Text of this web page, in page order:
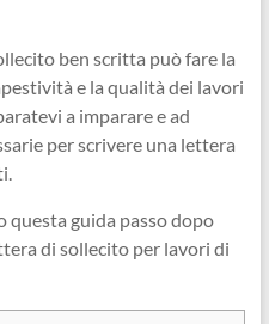
ben scritta può fare la
e la qualità dei lavori
a imparare e ad
per scrivere una lettera
questa guida passo dopo
di sollecito per lavori di